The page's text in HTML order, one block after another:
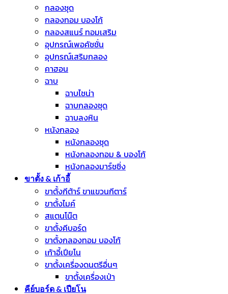
กลองชุด
กลองทอม บองโก้
กลองสแนร์ ทอมเสริม
อุปกรณ์เพอคัชชั่น
อุปกรณ์เสริมกลอง
คาฮอน
ฉาบ
ฉาบไชน่า
ฉาบกลองชุด
ฉาบลงหิน
หนังกลอง
หนังกลองชุด
หนังกลองทอม & บองโก้
หนังกลองมาร์ชชิ่ง
ขาตั้ง & เก้าอี้
ขาตั้งกีต้าร์ ขาแขวนกีตาร์
ขาตั้งไมค์
สแตนโน๊ต
ขาตั้งคีบอร์ด
ขาตั้งกลองทอม บองโก้
เก้าอี้เปียโน
ขาตั้งเครื่องดนตรีอื่นๆ
ขาตั้งเครื่องเป่า
คีย์บอร์ด & เปียโน